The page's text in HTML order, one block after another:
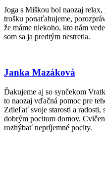
Joga s Miškou bol naozaj relax,
trošku ponaťahujeme,
že máme niekoho, kto nám
som sa ja predtým nestretla.
Janka Mazáková
Ďakujeme aj so synčekom
to naozaj vďačná pomoc pre
Zdieľať svoje starosti a radosti,
dobrým pocitom domov.
rozhýbať nepríjemné pocity.